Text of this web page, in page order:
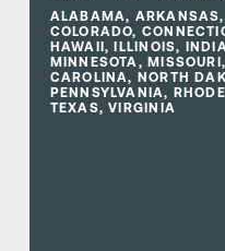
ALABAMA,
COLORADO,
HAWAII, ILLINOIS,
MINNESOTA,
CAROLINA, NORTH
PENNSYLVANIA,
TEXAS, VIRGINIA